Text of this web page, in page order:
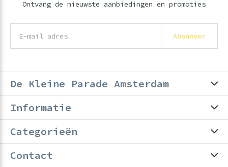
Ontvang de nieuwste aanbiedingen en promoties
Abonneer
De Kleine Parade Amsterdam
Informatie
Categorieën
Contact